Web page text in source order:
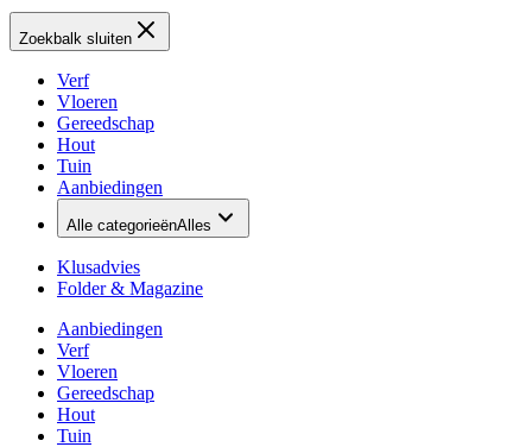
Zoekbalk sluiten
Verf
Vloeren
Gereedschap
Hout
Tuin
Aanbiedingen
Alle categorieënAlles
Klusadvies
Folder & Magazine
Aanbiedingen
Verf
Vloeren
Gereedschap
Hout
Tuin